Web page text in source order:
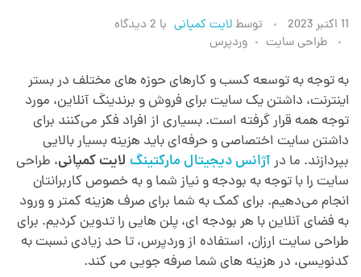
ط
ر
ا
ح
ی
س
11 اکتبر 2023 توسطلایت کمپانی با 2 دیدگاه
طراحی سایت
وردپرس
به توجه به توسعه کسب و کارهای حوزه های مختلف در بستر
اینترنت، داشتن یک سایت برای فروش و برندینگ آنلاین، مورد
توجه همه قرار گرفته است. بسیاری از افراد فکر می‌کنند برای
داشتن سایت اختصاصی و حرفه‌ای باید هزینه بسیار بالایی
بپردازند. ما درآژانس دیجیتال مارکتینگ لایت کمپانی، طراحی
سایت را با توجه به بودجه و نیاز شما و به خصوص کاربرانتان
انجام می‌دهیم. برای کمک به شما برای صرف هزینه کمتر و ورود
به فضای آنلاین با هر بودجه ای، پلن هایی را تدوین کردیم. برای
طراحی سایت ارزان، استفاده از وردپرس، تا حد زیادی نسبت به
کدنویسی، در هزینه های شما صرفه جویی می کند.